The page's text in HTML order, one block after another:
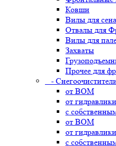
Ковши
Вилы для сена
Отвалы для
Вилы для
Захваты
Прочее для
-
от ВОМ
от гидравлики
с
от ВОМ
от гидравлики
с